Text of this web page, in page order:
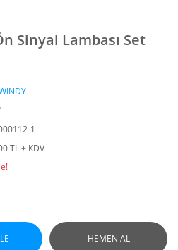
Sinyal Lambası Set
1
TL + KDV
HEMEN AL